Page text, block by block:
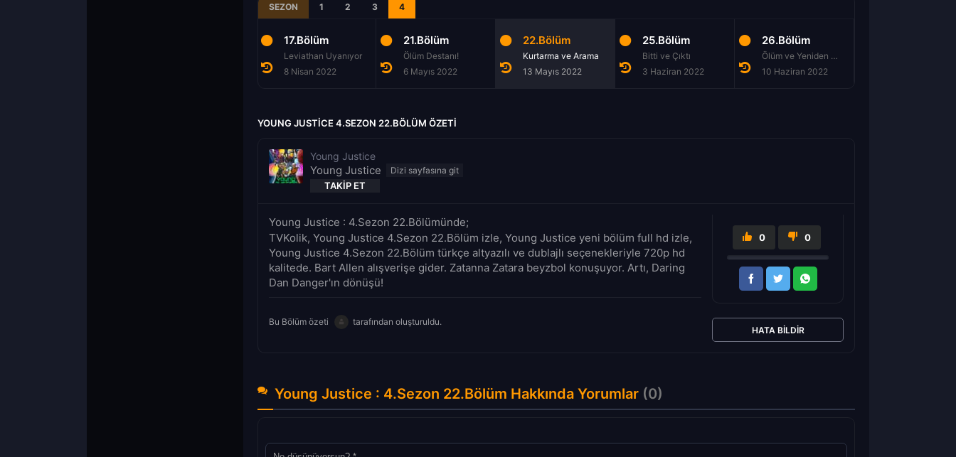
SEZON 1 2 3 4
17.Bölüm
Leviathan Uyanıyor
8 Nisan 2022
21.Bölüm
Ölüm Destanı!
6 Mayıs 2022
22.Bölüm
Kurtarma ve Arama
13 Mayıs 2022
25.Bölüm
Bitti ve Çıktı
3 Haziran 2022
26.Bölüm
Ölüm ve Yeniden Doğuş
10 Haziran 2022
YOUNG JUSTICE 4.SEZON 22.BÖLÜM ÖZETI
Young Justice
Young Justice
TAKIP ET
Young Justice : 4.Sezon 22.Bölümünde;
TVKolik, Young Justice 4.Sezon 22.Bölüm izle, Young Justice yeni bölüm full hd izle,
Young Justice 4.Sezon 22.Bölüm türkçe altyazılı ve dublajlı seçenekleriyle 720p hd
kalitede. Bart Allen alışverişe gider. Zatanna Zatara beyzbol konuşuyor. Artı, Daring
Dan Danger'ın dönüşü!
Bu Bölüm özeti tarafından oluşturuldu.
0 0
HATA BILDIR
Young Justice : 4.Sezon 22.Bölüm Hakkında Yorumlar (0)